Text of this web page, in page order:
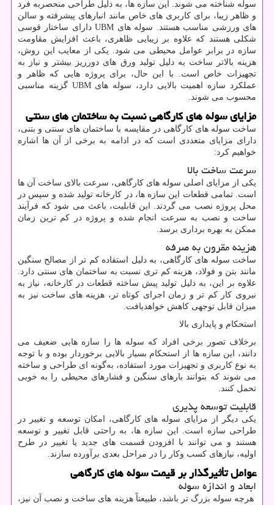
سوله شناخته می‌ شوند. این سازه‌ ها، به ‌دلیل طراحی منحصر‌به ‌فرد
و ظاهر زیبا، برای کاربری‌ های خاص مانند انبارهای پیشرفته و سالن
‌های ورزشی مناسب هستند. سوله‌ های UBMدارای ساختار قوسی
شکلی هستند که علاوه بر زیبایی ظاهری، باعث افزایش مقاومت
سازه در برابر عوامل محیطی می‌ شود. یکی از معایب این روش،
هزینه بالاتر ساخت به‌ دلیل تولید ورق ‌های دورریز بیشتر و نیاز به
تجهیزات خاص است. با این حال، برای پروژه‌ هایی که ظاهر و
عملکرد سازه اهمیت بالایی دارد، سوله ‌های UBMگزینه مناسبی
محسوب می ‌شوند.
مزایای سوله‌ های کارگاهی نسبت به ساختمان‌ های سنتی
ساخت سوله ‌های کارگاهی در مقایسه با ساختمان‌ های سنتی و بتنی،
دارای مزایای متعددی است که در ادامه به برخی از آن‌ ها اشاره
خواهیم کرد:
سرعت ساخت بالا
یکی از مزایای اصلی سوله‌ های کارگاهی، سرعت بالای ساخت آن ‌ها
است. تمامی قطعات این سازه ها، در کارخانه تولید شده و سپس در
محل پروژه نصب می ‌گردند. این قابلیت، باعث می ‌شود که فرآیند
ساخت و نصب به‌ سرعت انجام شده و پروژه در کم ترین زمان
ممکن به بهره‌ برداری برسد.
هزینه مقرون ‌به ‌صرفه
ساخت سوله ‌های کارگاهی، به‌ دلیل استفاده کم تر از مصالح سنگین
مانند بتن و فولاد، هزینه کم تری نسبت به ساختمان ‌های سنتی دارد.
علاوه بر این، به‌ دلیل تولید پیش‌ ساخته قطعات در کارخانه، نیاز به
نیروی کار کم ‌تر و زمان اجرای کوتاه ‌تر، هزینه ‌های ساخت نیز به
میزان قابل‌ توجهی کاهش خواهدیافت.
استحکام و پایداری بالا
برخلاف تصور برخی افراد که سوله‌ ها را سازه‌ هایی ضعیف می‌
دانند، این سازه‌ ها از استحکام بسیار بالایی برخوردار بوده و با توجه
به نوع کاربری و تجهیزات مورد استفاده، به‌گونه‌ ای طراحی و ساخته
می ‌شوند که بتوانند بارهای سنگین و فشارهای محیطی را به خوبی
تحمل کنند.
قابلیت توسعه ‌پذیری
یکی دیگر از مزایای سوله ‌های کارگاهی، امکان توسعه و تغییر در
طراحی سازه است. این سازه‌ ها، به ‌راحتی قابل تغییر و توسعه
هستند و می‌ توانند با افزودن قسمت ‌های جدید یا تغییر در طرح
اولیه، نیازهای کسب ‌وکار را در مراحل بعدی برآورده سازند.
عوامل تأثیرگذار بر قیمت سوله‌ های کارگاهی
ابعاد و اندازه سوله
هرچه سوله بزرگ ‌تر باشد، طبیعتاً هزینه‌ های ساخت و نصب آن نیز،